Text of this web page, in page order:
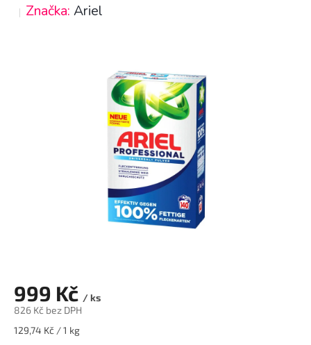
Značka: Ariel
999 Kč / ks
826 Kč bez DPH
Měrná
129,74 Kč / 1 kg